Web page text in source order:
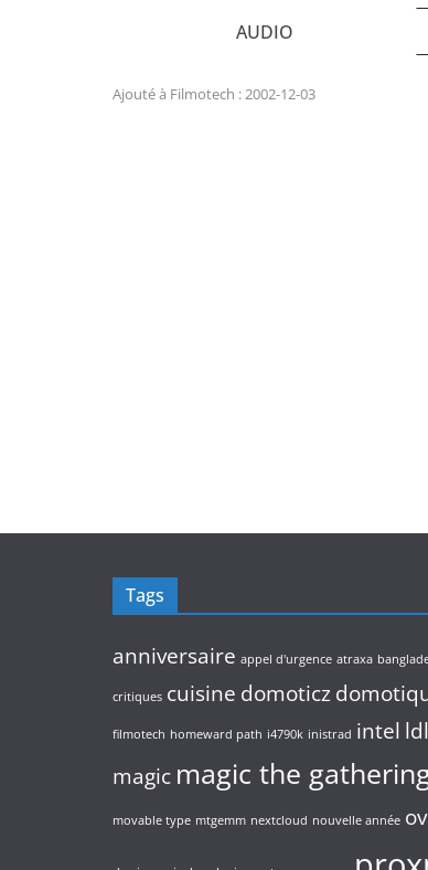
AUDIO
Ajouté à Filmotech : 2002-12-03
Tags
anniversaire appel d'urgence atraxa
critiques cuisine domoticz
filmotech homeward path i4790k inistrad intel
magic magic the
movable type mtgemm nextcloud nouvelle année